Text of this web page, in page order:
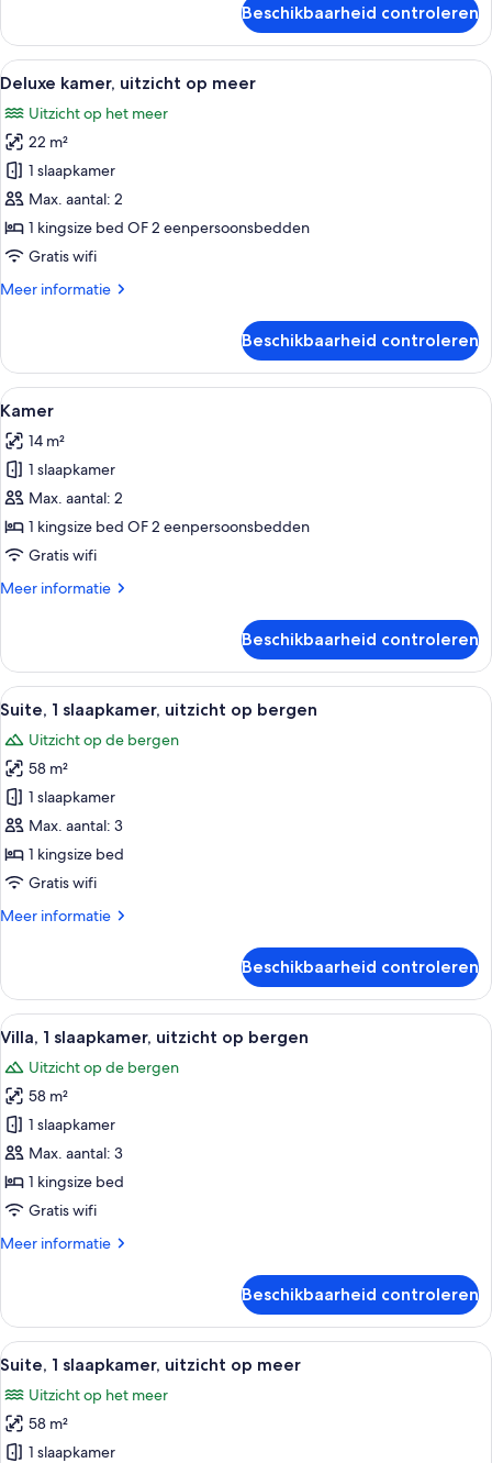
kamer
Beschikbaarheid controleren
Alle
foto's
voor
Deluxe
kamer,
uitzicht
op
meer
4
Deluxe kamer, uitzicht op meer
Uitzicht op het meer
22 m²
1 slaapkamer
Max. aantal: 2
1 kingsize bed OF 2 eenpersoonsbedden
Gratis wifi
Meer informatie
Meer
kamer,
uitzicht
op
Beschikbaarheid controleren
Alle
foto's
voor
Kamer
laden
Een hotelkamer met een bed,
5
Kamer
14 m²
1 slaapkamer
Max. aantal: 2
1 kingsize bed OF 2 eenpersoonsbedden
Gratis wifi
Meer informatie
Meer
Beschikbaarheid controleren
Alle
foto's
voor
Suite,
slaapkamer,
uitzicht
op
laden
Een slaapkamer met een groot bed,
8
Suite, 1 slaapkamer, uitzicht op bergen
Uitzicht op de bergen
58 m²
1 slaapkamer
Max. aantal: 3
1 kingsize bed
Gratis wifi
Meer informatie
Meer
1
slaapkamer,
uitzicht
bergen
Beschikbaarheid controleren
Alle
foto's
voor
Villa,
slaapkamer,
uitzicht
op
laden
Een moderne hotelkamer met een
9
Villa, 1 slaapkamer, uitzicht op bergen
Uitzicht op de bergen
58 m²
1 slaapkamer
Max. aantal: 3
1 kingsize bed
Gratis wifi
Meer informatie
Meer
1
slaapkamer,
uitzicht
bergen
Beschikbaarheid controleren
Alle
foto's
voor
Suite,
Een kamer met een grote
7
Suite, 1 slaapkamer, uitzicht op meer
Uitzicht op het meer
58 m²
1 slaapkamer